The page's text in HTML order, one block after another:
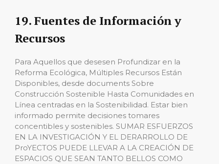
19. Fuentes de Información y
Recursos
Para Aquellos que desesen Profundizar en la
Reforma Ecológica, Múltiples Recursos Están
Disponibles, desde documents Sobre
Construcción Sostenible Hasta Comunidades en
Línea centradas en la Sostenibilidad. Estar bien
informado permite decisiones tomares
concentibles y sostenibles. SUMAR ESFUERZOS
EN LA INVESTIGACIÓN Y EL DERARROLLO DE
ProYECTOS PUEDE LLEVAR A LA CREACIÓN DE
ESPACIOS QUE SEAN TANTO BELLOS COMO